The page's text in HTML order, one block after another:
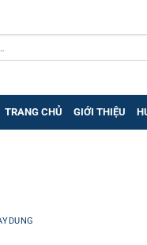
TRANG CHỦ GIỚI THIỆU